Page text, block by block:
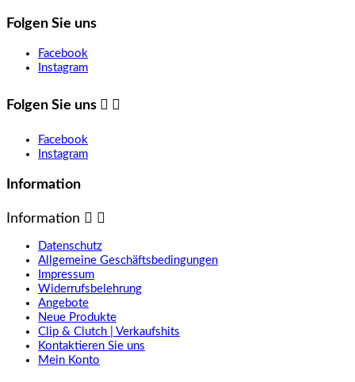
Folgen Sie uns
Facebook
Instagram
Folgen Sie uns  
Facebook
Instagram
Information
Information  
Datenschutz
Allgemeine Geschäftsbedingungen
Impressum
Widerrufsbelehrung
Angebote
Neue Produkte
Clip & Clutch | Verkaufshits
Kontaktieren Sie uns
Mein Konto